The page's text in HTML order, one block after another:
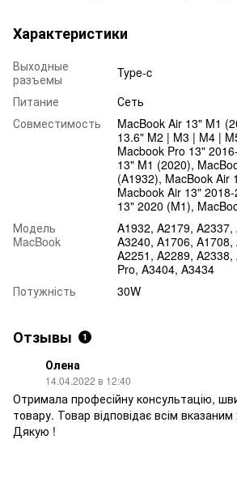
Характеристики
Выходные
разъемы
Type-c
Питание
Сеть
Совместимость
MacBook Air 13" M1
13.6" M2 | M3 | M4 |
Macbook Pro 13"
13" M1 (2020),
(A1932), MacBook Air
Macbook Air 13"
13" 2020 (M1),
Модель
MacBook
A1932, A2179, A2337,
A3240, A1706, A1708,
A2251, A2289,
Pro, A3404, A3434
Потужність
30W
Отзывы 1
Олена
14.04.2022 в 12:40
Отримала професійну консультацію,
товару. Товар відповідає всім
Дякую !